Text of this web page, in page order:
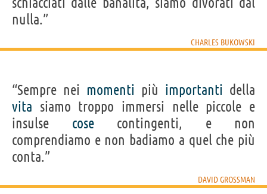
nulla.”
CHARLES BUKOWSKI
“Sempre nei momenti più importanti della
vita siamo troppo immersi nelle piccole e
insulse cosecontingenti, e non
comprendiamo e non badiamo a quel che più
conta.”
DAVID GROSSMAN